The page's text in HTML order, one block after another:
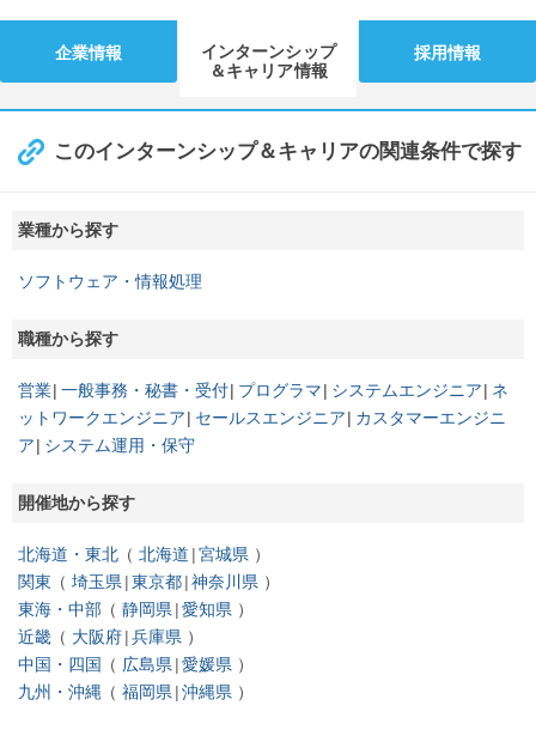
企業情報
インターンシップ
＆キャリア情報
採用情報
このインターンシップ＆キャリアの関連条件で探す
業種から探す
ソフトウェア・情報処理
職種から探す
営業 一般事務・秘書・受付 プログラマ システムエンジニア
ネ
ットワークエンジニア
セールスエンジニア
カスタマーエンジニ
ア
システム運用・保守
開催地から探す
北海道・東北 北海道 宮城県
関東
埼玉県 東京都 神奈川県
東海・中部
静岡県 愛知県
近畿
大阪府 兵庫県
中国・四国
広島県 愛媛県
九州・沖縄
福岡県 沖縄県